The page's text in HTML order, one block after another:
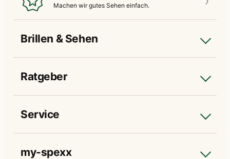
Machen wir gutes Sehen einfach.
Brillen & Sehen
Ratgeber
Service
my-spexx